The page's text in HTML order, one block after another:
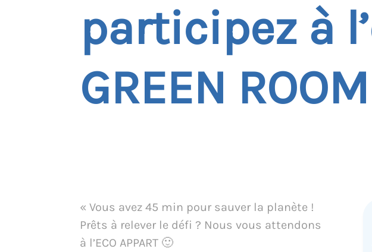
participez à
GREEN ROOM
« Vous avez 45 min pour sauver la planète !
Prêts à relever le défi ? Nous vous attendons
à l’ECO APPART 🙂